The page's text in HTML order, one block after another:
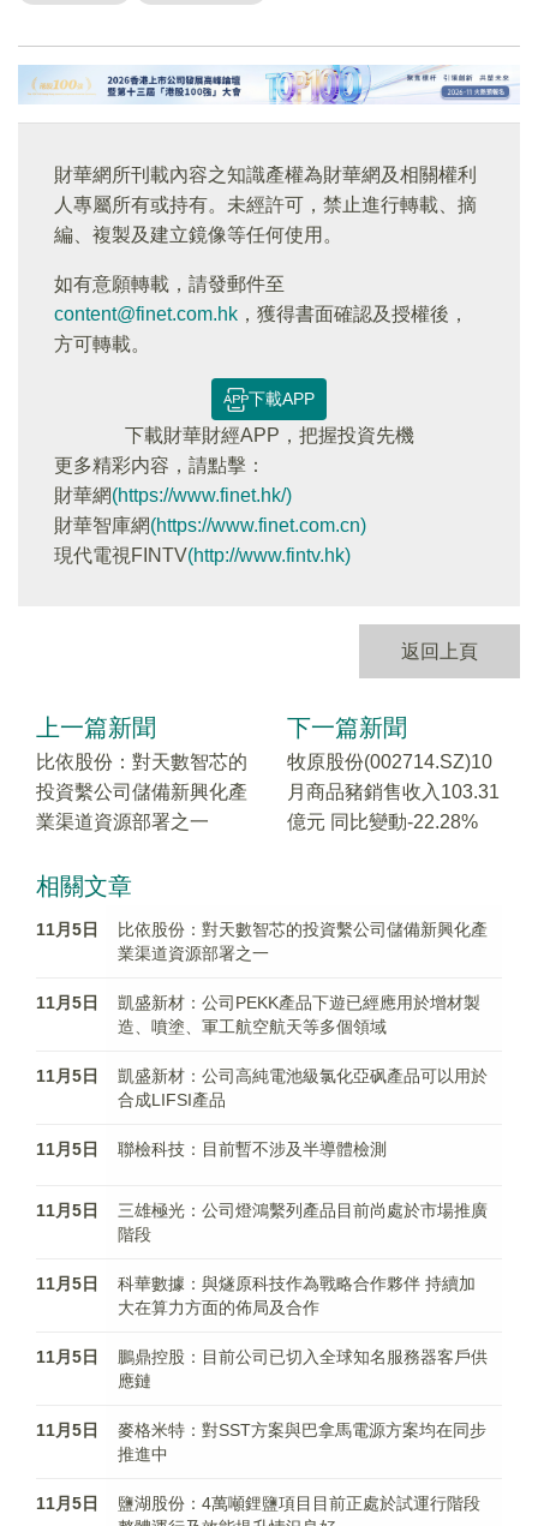
財華網所刊載內容之知識產權為財華網及相關權利
人專屬所有或持有。未經許可，禁止進行轉載、摘
編、複製及建立鏡像等任何使用。
如有意願轉載，請發郵件至
content@finet.com.hk ，獲得書面確認及授權後，
方可轉載。
下載APP
下載財華財經APP，把握投資先機
更多精彩内容，請點擊：
財華網(https://www.finet.hk/)
財華智庫網(https://www.finet.com.cn)
現代電視FINTV(http://www.fintv.hk)
返回上頁
上一篇新聞
比依股份：對天數智芯的
投資繫公司儲備新興化產
業渠道資源部署之一
下一篇新聞
牧原股份(002714.SZ)10
月商品豬銷售收入103.31
億元 同比變動-22.28%
相關文章
11月5日
比依股份：對天數智芯的投資繫公司儲備新興化產
業渠道資源部署之一
11月5日
凱盛新材：公司PEKK產品下遊已經應用於增材製
造、噴塗、軍工航空航天等多個領域
11月5日
凱盛新材：公司高純電池級氯化亞砜產品可以用於
合成LIFSI產品
11月5日 聯檢科技：目前暫不涉及半導體檢測
11月5日
三雄極光：公司燈鴻繫列產品目前尚處於市場推廣
階段
11月5日
科華數據：與燧原科技作為戰略合作夥伴 持續加
大在算力方面的佈局及合作
11月5日
鵬鼎控股：目前公司已切入全球知名服務器客戶供
應鏈
11月5日
麥格米特：對SST方案與巴拿馬電源方案均在同步
推進中
11月5日
鹽湖股份：4萬噸鋰鹽項目目前正處於試運行階段